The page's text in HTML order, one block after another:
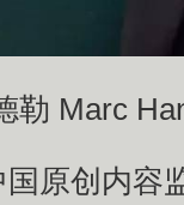
勒 Marc
国原创内容